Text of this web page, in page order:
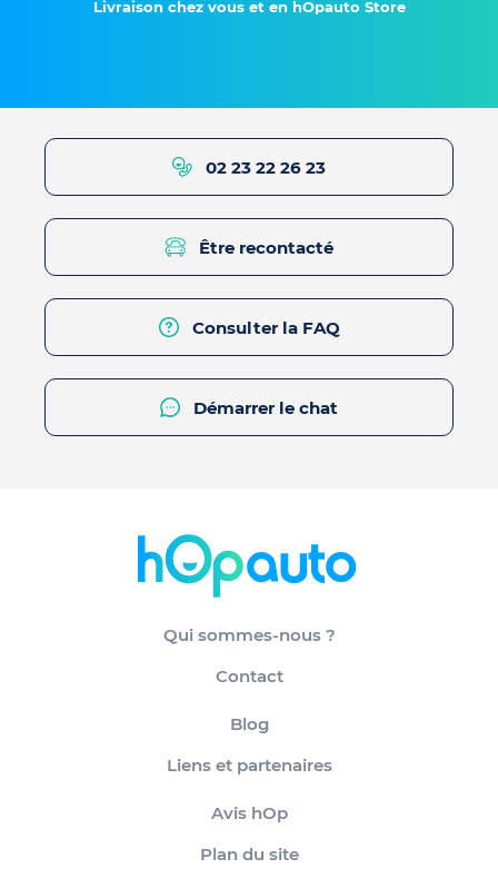
Livraison chez vous et en hOpauto Store
02 23 22 26 23
Être recontacté
Consulter la FAQ
Démarrer le chat
Qui sommes-nous ?
Contact
Blog
Liens et partenaires
Avis hOp
Plan du site